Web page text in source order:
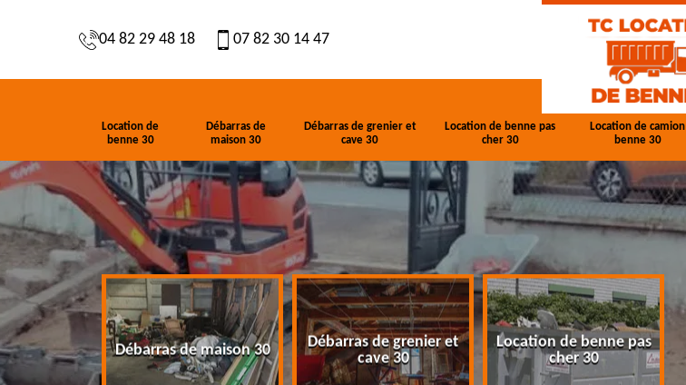
04 82 29 48 18 07 82 30 14 47
Location de
benne 30
Débarras de
maison 30
Débarras de grenier et
cave 30
Location de benne pas
cher 30
Location de camion
benne 30
benne 30 Débarras de maison 30
Débarras de grenier et
cave 30
Location de benne pas
cher 30